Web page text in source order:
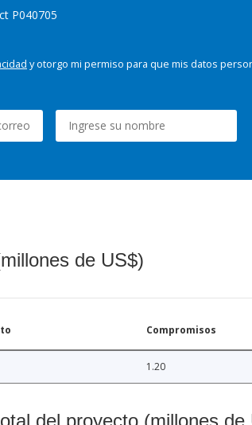
P040705
y otorgo mi permiso para que mis datos
de US$)
Compromisos
1.20